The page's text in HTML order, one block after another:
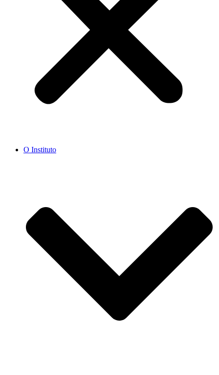
O Instituto